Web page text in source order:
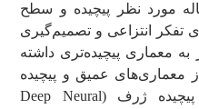
مورد نظر پیچیده و سطح
تفکر انتزاعی و تصمیم‌گیری
معماری پیچیده‌تری داشته
معماری‌های عمیق و پیچیده
مانند شبکه‌های عصبی پیچیده ژرف (Deep Neural